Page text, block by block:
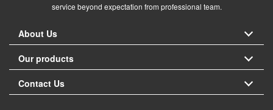
service beyond expectation from professional team.
About Us
Our products
Contact Us